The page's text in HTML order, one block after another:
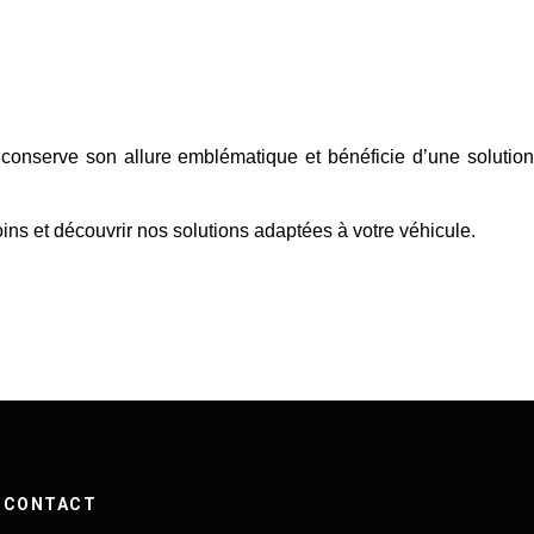
son allure emblématique et bénéficie d’une solution
et découvrir nos solutions adaptées à votre véhicule.
CONTACT